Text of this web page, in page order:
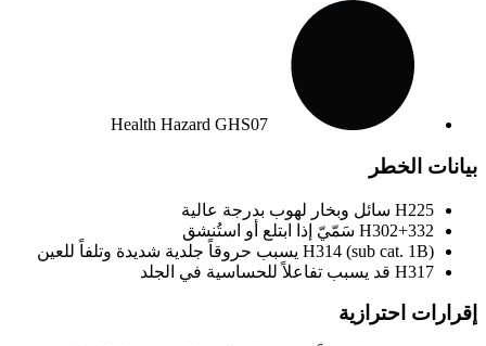
Health Hazard GHS07
بيانات الخطر
H225 سائل وبخار لهوب بدرجة عالية
H302+332 سَمّيّ إذا ابتلع أو استُنشق
H314 (sub cat. 1B) يسبب حروقاً جلدية شديدة وتلفاً للعين
H317 قد يسبب تفاعلاً للحساسية في الجلد
إقرارات احترازية